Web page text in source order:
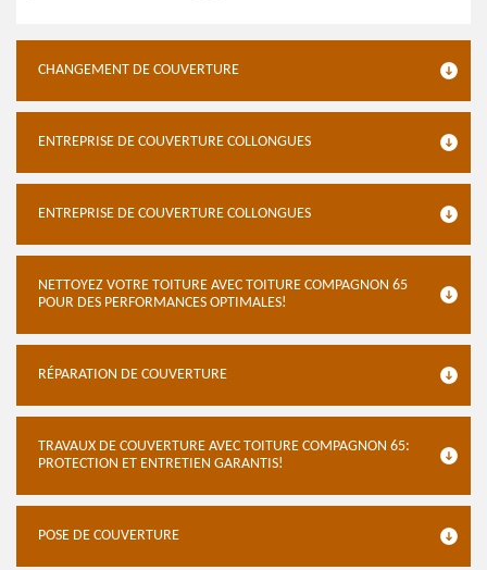
CHANGEMENT DE COUVERTURE
ENTREPRISE DE COUVERTURE COLLONGUES
ENTREPRISE DE COUVERTURE COLLONGUES
NETTOYEZ VOTRE TOITURE AVEC TOITURE COMPAGNON 65
POUR DES PERFORMANCES OPTIMALES!
RÉPARATION DE COUVERTURE
TRAVAUX DE COUVERTURE AVEC TOITURE COMPAGNON 65:
PROTECTION ET ENTRETIEN GARANTIS!
POSE DE COUVERTURE